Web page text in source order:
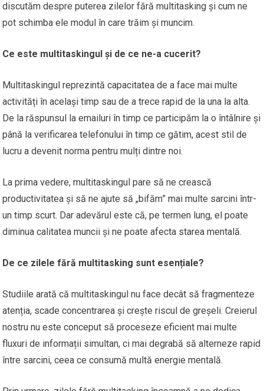
discutăm despre puterea zilelor fără multitasking și cum ne
pot schimba ele modul în care trăim și muncim.
Ce este multitaskingul și de ce ne-a cucerit?
Multitaskingul reprezintă capacitatea de a face mai multe
activități în același timp sau de a trece rapid de la una la alta.
De la răspunsul la emailuri în timp ce participăm la o întâlnire și
până la verificarea telefonului în timp ce gătim, acest stil de
lucru a devenit norma pentru mulți dintre noi.
La prima vedere, multitaskingul pare să ne crească
productivitatea și să ne ajute să „bifăm” mai multe sarcini într-
un timp scurt. Dar adevărul este că, pe termen lung, el poate
diminua calitatea muncii și ne poate afecta starea mentală.
De ce zilele fără multitasking sunt esențiale?
Studiile arată că multitaskingul nu face decât să fragmenteze
atenția, scade concentrarea și crește riscul de greșeli. Creierul
nostru nu este conceput să proceseze eficient mai multe
fluxuri de informații simultan, ci mai degrabă să alterneze rapid
între sarcini, ceea ce consumă multă energie mentală.